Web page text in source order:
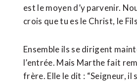
est le moyen d’y parvenir.
crois que tu es le Christ, le
Ensemble ils se dirigent
l’entrée. Mais Marthe fait
frère. Elle le dit : “Seigneur,